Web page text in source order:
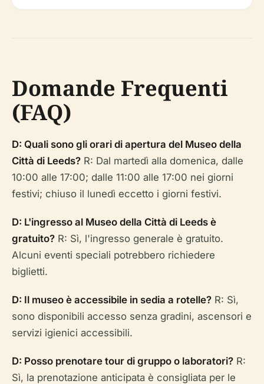
Domande Frequenti
(FAQ)
D: Quali sono gli orari di apertura del Museo della
Città di Leeds? R: Dal martedì alla domenica, dalle
10:00 alle 17:00; dalle 11:00 alle 17:00 nei giorni
festivi; chiuso il lunedì eccetto i giorni festivi.
D: L'ingresso al Museo della Città di Leeds è
gratuito? R: Sì, l'ingresso generale è gratuito.
Alcuni eventi speciali potrebbero richiedere
biglietti.
D: Il museo è accessibile in sedia a rotelle? R: Sì,
sono disponibili accesso senza gradini, ascensori e
servizi igienici accessibili.
D: Posso prenotare tour di gruppo o laboratori? R:
Sì, la prenotazione anticipata è consigliata per le